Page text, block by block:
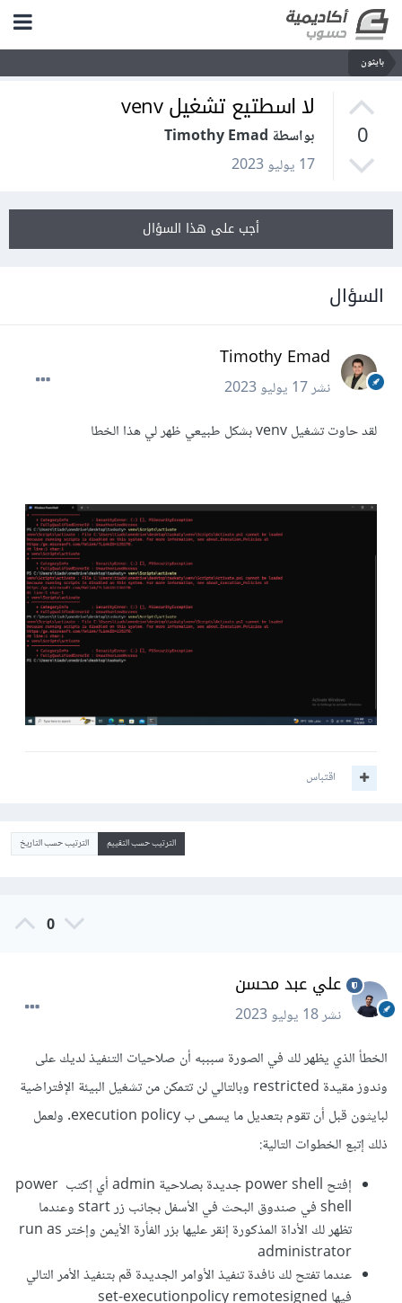
بايثون
0
لا اسطتيع تشغيل venv
بواسطة Timothy Emad
17 يوليو 2023
أجب على هذا السؤال
السؤال
Timothy Emad
نشر17 يوليو 2023
لقد حاوت تشغيل venv بشكل طبيعي ظهر لي هذا الخطا
اقتباس
الترتيب حسب التقييم الترتيب حسب التاريخ
0
علي عبد محسن
نشر18 يوليو 2023
الخطأ الذي يظهر لك في الصورة سبببه أن صلاحيات التنفيذ لديك على
وندوز مقيدة restricted وبالتالي لن تتمكن من تشغيل البيئة الإفتراضية
لبايثون قبل أن تقوم بتعديل ما يسمى ب execution policy. ولعمل
ذلك إتبع الخطوات التالية:
إفتح power shell جديدة بصلاحية admin أي إكتب power
shell في صندوق البحث في الأسفل بجانب زر start وعندما
تظهر لك الأداة المذكورة إنقر عليها بزر الفأرة الأيمن وإختر run as
administrator
عندما تفتح لك نافدة تنفيذ الأوامر الجديدة قم بتنفيذ الأمر التالي